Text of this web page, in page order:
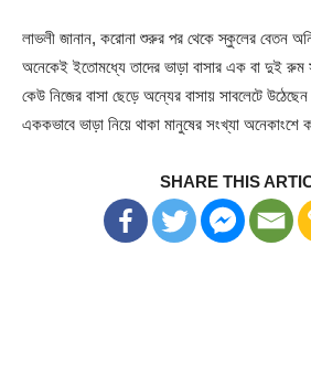
লাভলী জানান, করোনা শুরুর পর থেকে স্কুলের বেতন
অনেকেই ইতোমধ্যে তাদের ভাড়া বাসার এক বা দুই রুম
কেউ নিজের বাসা ছেড়ে অন্যের বাসায় সাবলেটে
এককভাবে ভাড়া নিয়ে থাকা মানুষের সংখ্যা অনেকাংশে
SHARE THIS